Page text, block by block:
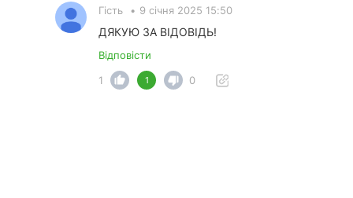
Гість • 9 січня 2025 15:50
ДЯКУЮ ЗА ВIДОВIДЬ!
Відповісти
1
1 0